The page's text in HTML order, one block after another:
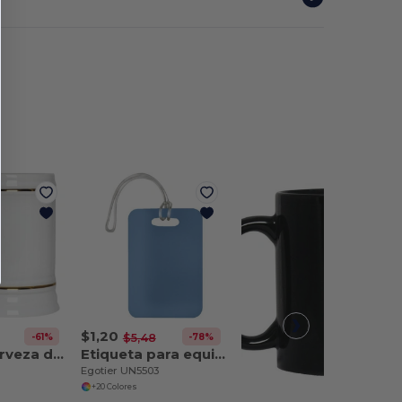
-61%
Jarra de cerveza de 22 onzas.
$1,20 $5,48 -78%
Etiqueta para equipaje
Egotier UN5503
+20 Colores